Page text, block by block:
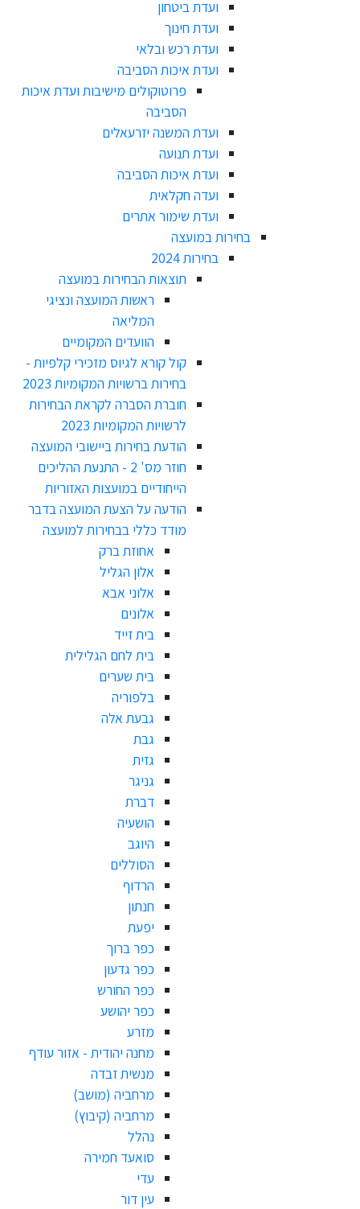
ועדת ביטחון
ועדת חינוך
ועדת רכש ובלאי
ועדת איכות הסביבה
פרוטוקולים מישיבות ועדת איכות
הסביבה
ועדת המשנה יזרעאלים
ועדת תנועה
ועדת איכות הסביבה
ועדה חקלאית
ועדת שימור אתרים
בחירות במועצה
בחירות 2024
תוצאות הבחירות במועצה
ראשות המועצה ונציגי
המליאה
הוועדים המקומיים
קול קורא לגיוס מזכירי קלפיות -
בחירות ברשויות המקומיות 2023
חוברת הסברה לקראת הבחירות
לרשויות המקומיות 2023
הודעת בחירות ביישובי המועצה
חוזר מס' 2 - התנעת ההליכים
הייחודיים במועצות האזוריות
הודעה על הצעת המועצה בדבר
מודד כללי בבחירות למועצה
אחוזת ברק
אלון הגליל
אלוני אבא
אלונים
בית זייד
בית לחם הגלילית
בית שערים
בלפוריה
גבעת אלה
גבת
גזית
גניגר
דברת
הושעיה
היוגב
הסוללים
הרדוף
חנתון
יפעת
כפר ברוך
כפר גדעון
כפר החורש
כפר יהושע
מזרע
מחנה יהודית - אזור עודף
מנשית זבדה
מרחביה (מושב)
מרחביה (קיבוץ)
נהלל
סואעד חמירה
עדי
עין דור